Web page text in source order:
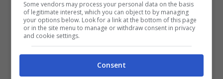
La guida per leggere gli eBook dallo smartphone –
Some vendors may process your personal data on the basis
of legitimate interest, which you can object to by managing
your options below. Look for a link at the bottom of this page
or in the site menu to manage or withdraw consent in privacy
and cookie settings.
Consent